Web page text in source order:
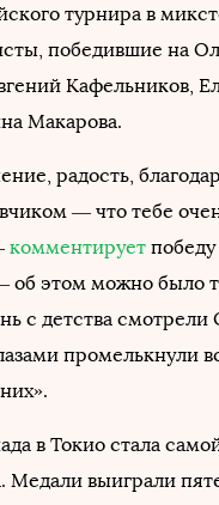
турнира в
победившие на
Кафельников,
Макарова.
радость,
— что тебе
комментирует
об этом можно было
с детства
промелькнули
в Токио стала
Медали выиграли